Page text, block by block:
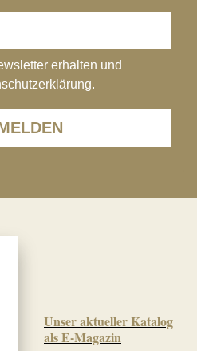
erhalten und
Unser aktueller Katalog
als E-Magazin